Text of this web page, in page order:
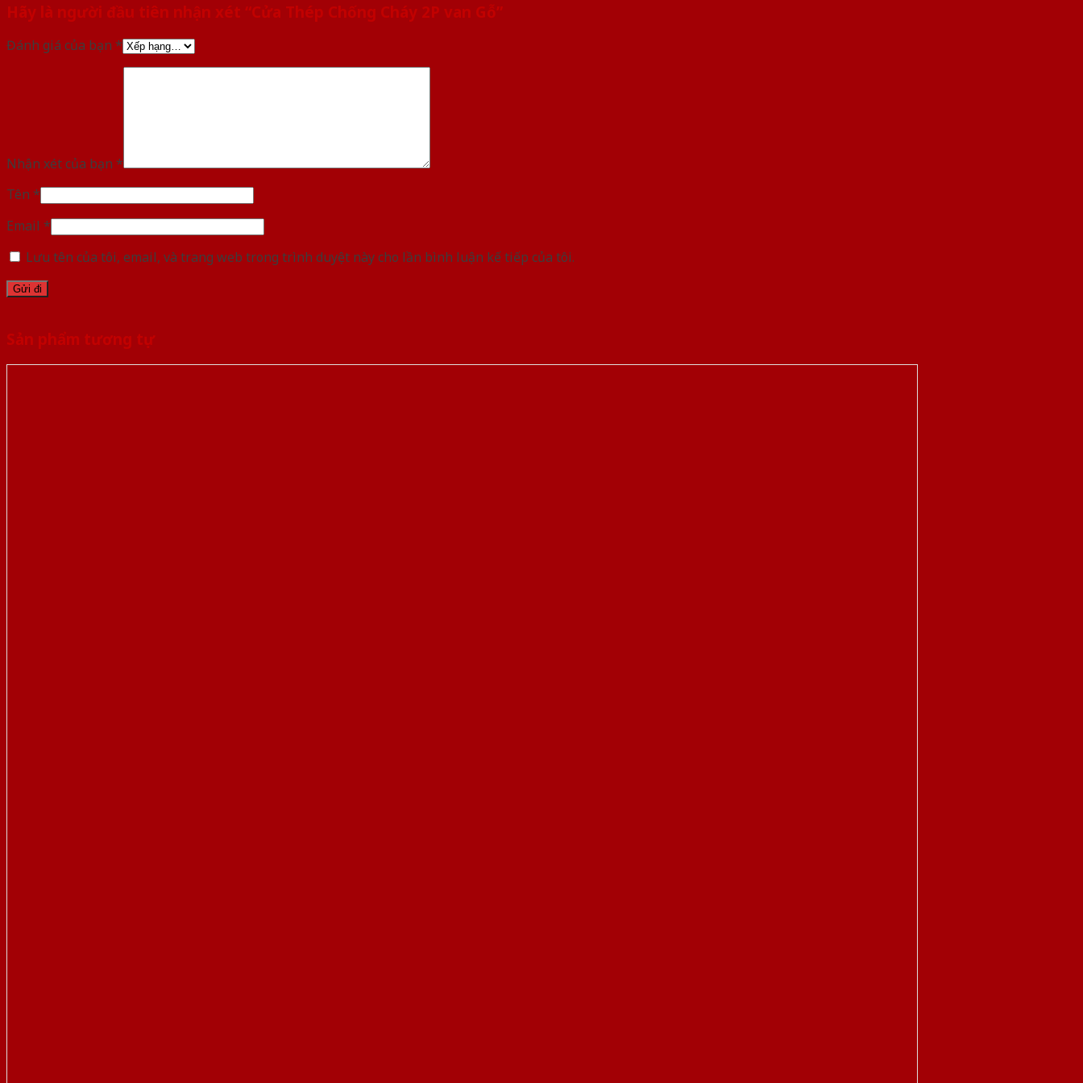
Hãy là người đầu tiên nhận xét “Cửa Thép Chống Cháy 2P van Gỗ”
Đánh giá của bạn *
Nhận xét của bạn *
Tên *
Email *
Lưu tên của tôi, email, và trang web trong trình duyệt này cho lần bình luận kế tiếp của tôi.
Sản phẩm tương tự